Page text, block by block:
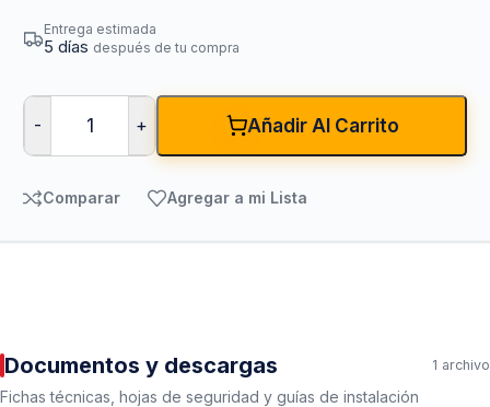
Entrega estimada
5 días después de tu compra
- + Añadir Al Carrito
Comparar Agregar a mi Lista
Documentos y descargas 1 archivo
Fichas técnicas, hojas de seguridad y guías de instalación